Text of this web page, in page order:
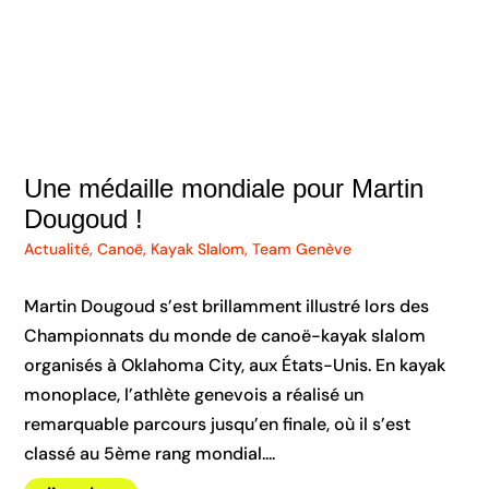
Une médaille mondiale pour Martin
Dougoud !
Actualité,Canoë, Kayak Slalom,Team Genève
Martin Dougoud s’est brillamment illustré lors des
Championnats du monde de canoë-kayak slalom
organisés à Oklahoma City, aux États-Unis. En kayak
monoplace, l’athlète genevois a réalisé un
remarquable parcours jusqu’en finale, où il s’est
classé au 5ème rang mondial....